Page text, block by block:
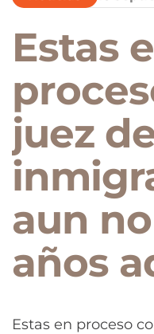
Estas
juez
aun
años
Estas en proceso